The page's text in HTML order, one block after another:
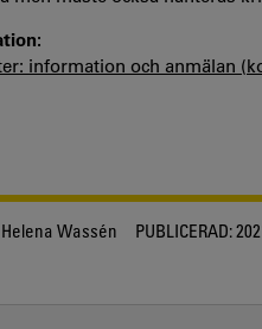
information och anmälan
Helena Wassén PUBLICERAD: